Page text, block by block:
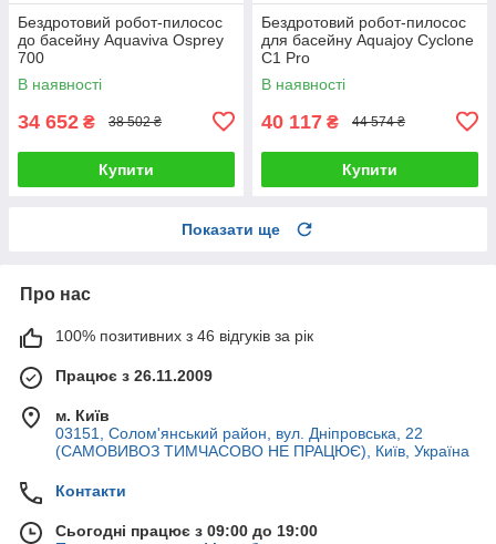
Бездротовий робот-пилосос
до басейну Aquaviva Osprey
700
В наявності
34 652 ₴ 38 502 ₴
Купити
Бездротовий робот-пилосос
для басейну Aquajoy Cyclone
C1 Pro
В наявності
40 117 ₴ 44 574 ₴
Купити
Показати ще
Про нас
100% позитивних з 46 відгуків за рік
Працює з 26.11.2009
м. Київ
03151, Солом'янський район, вул. Дніпровська, 22
(САМОВИВОЗ ТИМЧАСОВО НЕ ПРАЦЮЄ), Київ, Україна
Контакти
Сьогодні працює з 09:00 до 19:00